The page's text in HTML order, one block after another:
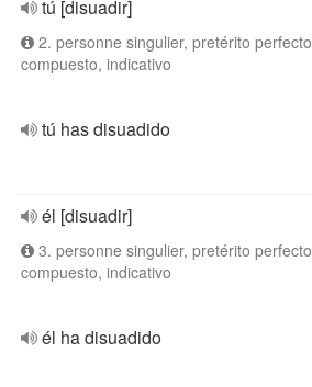
tú [disuadir]
2. personne singulier, pretérito perfecto
compuesto, indicativo
tú has disuadido
él [disuadir]
3. personne singulier, pretérito perfecto
compuesto, indicativo
él ha disuadido